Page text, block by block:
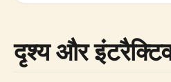
दृश्य और इंटरैक्टिव